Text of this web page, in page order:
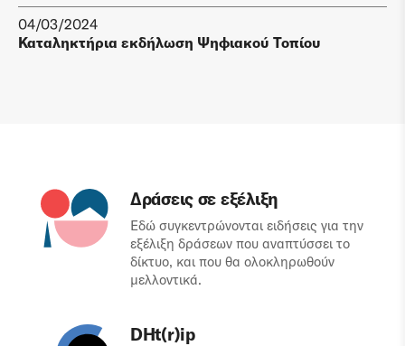
04/03/2024
Καταληκτήρια εκδήλωση Ψηφιακού Τοπίου
Δράσεις σε εξέλιξη
Εδώ συγκεντρώνονται ειδήσεις για την
εξέλιξη δράσεων που αναπτύσσει το
δίκτυο, και που θα ολοκληρωθούν
μελλοντικά.
DHt(r)ip